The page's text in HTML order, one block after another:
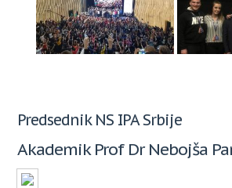
Predsednik NS IPA Srbije
Akademik Prof Dr Nebojša